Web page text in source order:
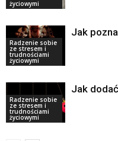
życiowymi
Radzenie sobie
ze stresem i
trudnościami
życiowymi
Jak
Radzenie sobie
ze stresem i
trudnościami
życiowymi
Jak